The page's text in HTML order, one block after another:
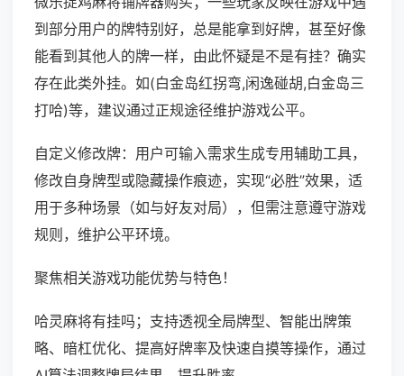
到部分用户的牌特别好，总是能拿到好牌，甚至好像
能看到其他人的牌一样，由此怀疑是不是有挂？确实
存在此类外挂。如(白金岛红拐弯,闲逸碰胡,白金岛三
打哈)等，建议通过正规途径维护游戏公平。
自定义修改牌：用户可输入需求生成专用辅助工具，
修改自身牌型或隐藏操作痕迹，实现“必胜”效果，适
用于多种场景（如与好友对局），但需注意遵守游戏
规则，维护公平环境。
聚焦相关游戏功能优势与特色！
哈灵麻将有挂吗；支持透视全局牌型、智能出牌策
略、暗杠优化、提高好牌率及快速自摸等操作，通过